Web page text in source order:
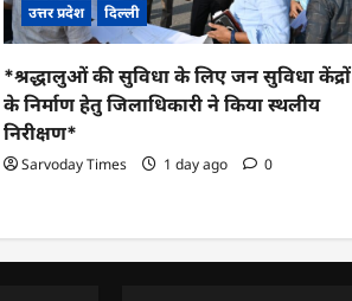
उत्तर प्रदेश दिल्ली
*श्रद्धालुओं की सुविधा के लिए जन सुविधा केंद्रों
के निर्माण हेतु जिलाधिकारी ने किया स्थलीय
निरीक्षण*
Sarvoday Times 1 day ago 0